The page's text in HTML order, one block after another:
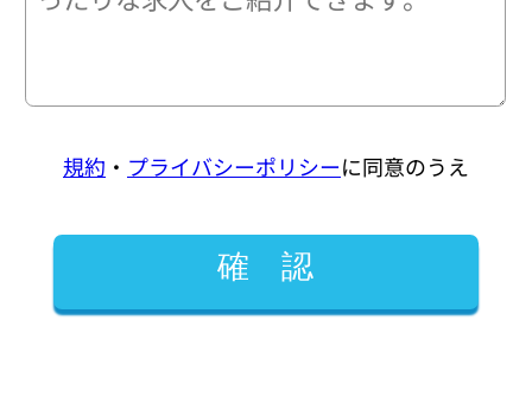
規約 ・ プライバシーポリシーに同意のうえ